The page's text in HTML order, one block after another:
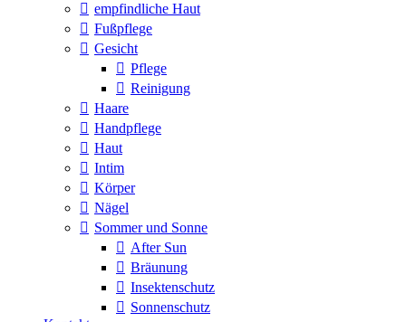
empfindliche Haut
Fußpflege
Gesicht
Pflege
Reinigung
Haare
Handpflege
Haut
Intim
Körper
Nägel
Sommer und Sonne
After Sun
Bräunung
Insektenschutz
Sonnenschutz